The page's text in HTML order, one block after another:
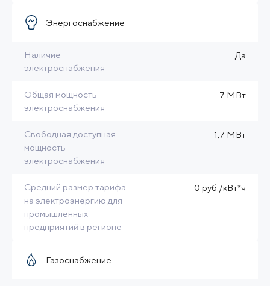
Энергоснабжение
Наличие
электроснабжения
Да
Общая мощность
электроснабжения
7 МВт
Свободная доступная
мощность
электроснабжения
1,7 МВт
Средний размер тарифа
на электроэнергию для
промышленных
предприятий в регионе
0 руб./кВт*ч
Газоснабжение